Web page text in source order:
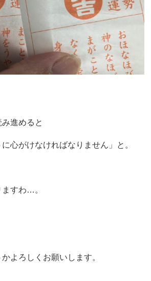
進めると
に心がけなければなりません」と。
ますわ…。
よろしくお願いします。